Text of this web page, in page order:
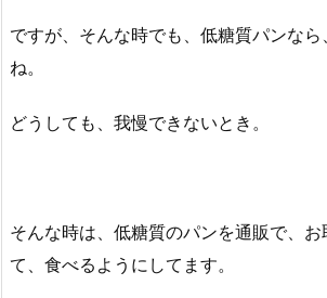
ですが、そんな時でも、低糖質パンな
ね。
どうしても、我慢できないとき。
そんな時は、低糖質のパンを通販で、
て、食べるようにしてます。